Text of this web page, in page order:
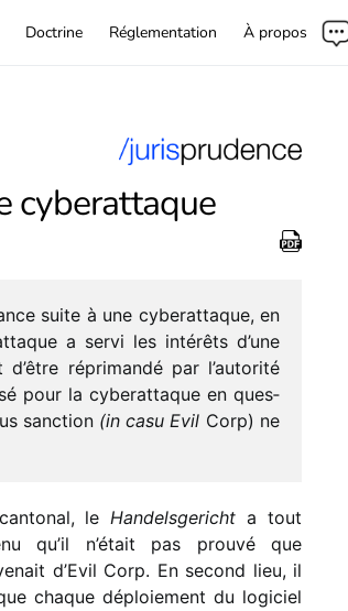
Doctrine Réglementation À propos
cyberattaque
suite à une cybe­rat­taque, en
a servi les inté­rêts d’une
répri­mandé par l’au­to­rité
pour la cybe­rat­taque en ques­
sanc­tion (in casu Evil Corp) ne
le Handelsgericht a tout
qu’il n’était pas prouvé que
d’Evil Corp. En second lieu, il
chaque déploie­ment du logi­ciel